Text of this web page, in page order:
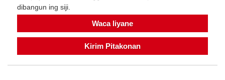
dibangun ing siji.
Waca liyane
Kirim Pitakonan